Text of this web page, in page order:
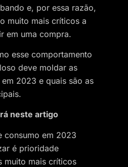
e, por essa razão,
muito mais críticos a
em uma compra.
esse comportamento
deve moldar as
2023 e quais são as
neste artigo
consumo em 2023
é prioridade
muito mais críticos